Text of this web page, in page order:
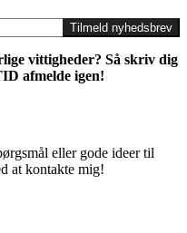
Tilmeld nyhedsbrev
vittigheder? Så skriv dig
afmelde igen!
eller gode ideer til
at kontakte mig!